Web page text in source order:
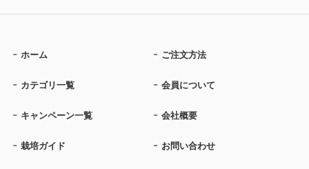
ホーム ご注文方法
カテゴリ一覧 会員について
キャンペーン一覧 会社概要
栽培ガイド お問い合わせ